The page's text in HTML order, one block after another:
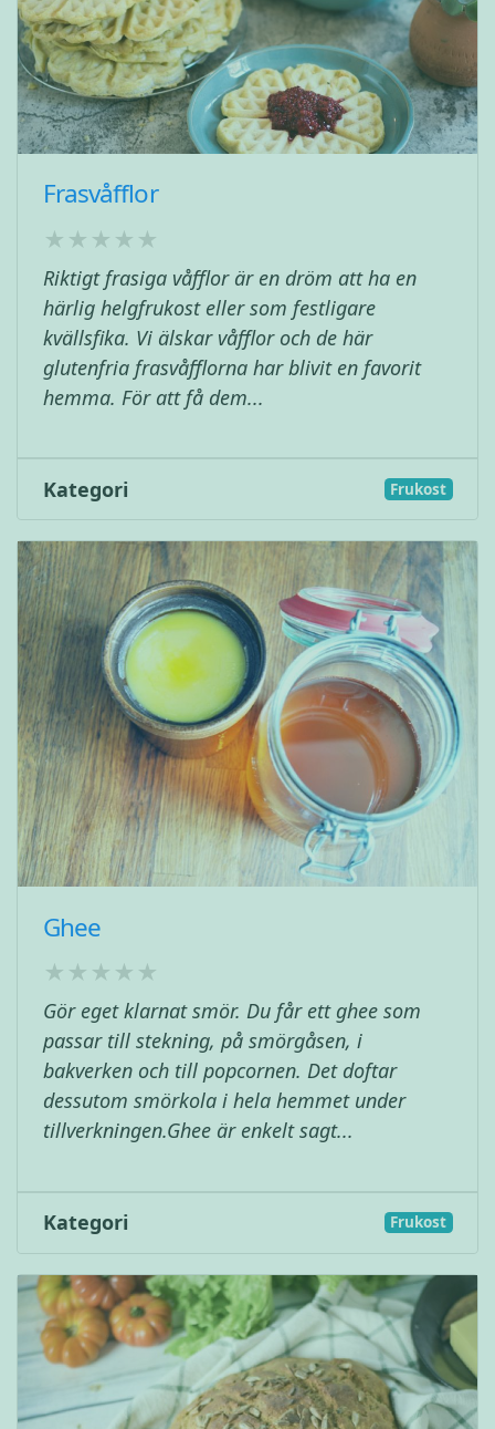
Frasvåfflor
Riktigt frasiga våfflor är en dröm att ha en
härlig helgfrukost eller som festligare
kvällsfika. Vi älskar våfflor och de här
glutenfria frasvåfflorna har blivit en favorit
hemma. För att få dem...
Kategori Frukost
Ghee
Gör eget klarnat smör. Du får ett ghee som
passar till stekning, på smörgåsen, i
bakverken och till popcornen. Det doftar
dessutom smörkola i hela hemmet under
tillverkningen.Ghee är enkelt sagt...
Kategori Frukost